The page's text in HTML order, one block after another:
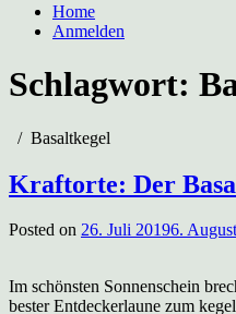
Home
Anmelden
Schlagwort:
Basaltkegel
Kraftorte: Der
Posted on 26. Juli 20196.
Im schönsten Sonnenschein
bester Entdeckerlaune zum